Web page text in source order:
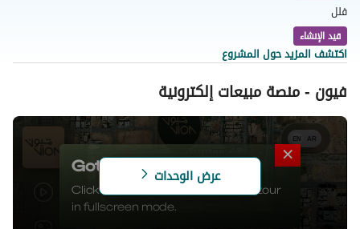
فلل
قيد الإنشاء
اكتشف المزيد حول المشروع
فيون - منصة مبيعات إلكترونية
عرض الوحدات